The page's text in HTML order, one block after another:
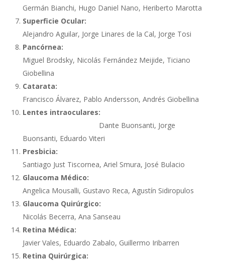
Germán Bianchi, Hugo Daniel Nano, Heriberto Marotta
Superficie Ocular:
Alejandro Aguilar, Jorge Linares de la Cal, Jorge Tosi
Pancórnea:
Miguel Brodsky, Nicolás Fernández Meijide, Ticiano
Giobellina
Catarata:
Francisco Álvarez, Pablo Andersson, Andrés Giobellina
Lentes intraoculares:
Dante Buonsanti, Jorge
Buonsanti, Eduardo Viteri
Presbicia:
Santiago Just Tiscornea, Ariel Smura, José Bulacio
Glaucoma Médico:
Angelica Mousalli, Gustavo Reca, Agustín Sidiropulos
Glaucoma Quirúrgico:
Nicolás Becerra, Ana Sanseau
Retina Médica:
Javier Vales, Eduardo Zabalo, Guillermo Iribarren
Retina Quirúrgica: